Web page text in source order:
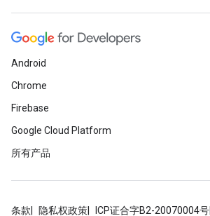
Android
Chrome
Firebase
Google Cloud Platform
所有产品
条款 隐私权政策 ICP证合字B2-20070004号